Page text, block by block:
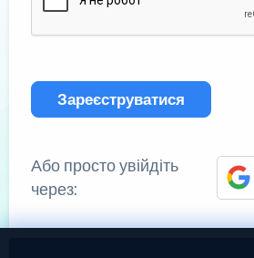
Зареєструватися
Або просто увійдіть
через: